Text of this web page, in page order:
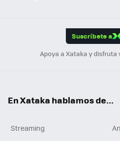
Suscríbete a
Apoya a Xataka y
En Xataka hablamos de...
Streaming